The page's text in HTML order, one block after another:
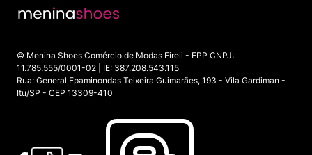
© Menina Shoes Comércio de Modas Eireli - EPP CNPJ:
11.785.555/0001-02 | IE: 387.208.543.115
Rua: General Epaminondas Teixeira Guimarães, 193 - Vila Gardiman -
Itu/SP - CEP 13309-410